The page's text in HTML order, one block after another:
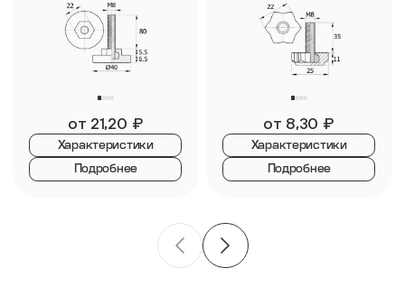
от 21,20 ₽
Характеристики
Подробнее
от 8,30 ₽
Характеристики
Подробнее